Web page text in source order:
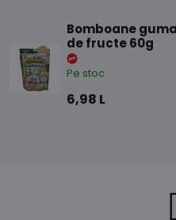
Bomboane
de fructe 60g
Pe stoc
6,98 L